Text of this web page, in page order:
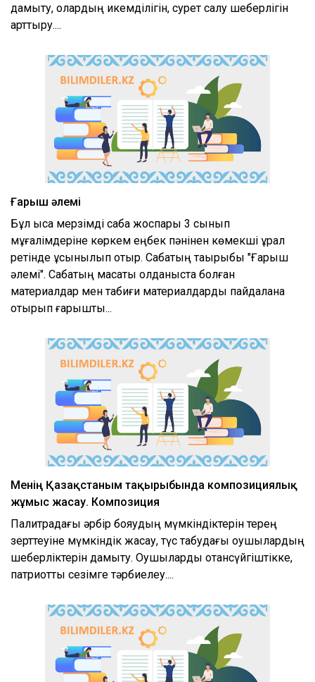
дамыту, олардың икемділігін, сурет салу шеберлігін
арттыру....
Ғарыш әлемі
Бұл қысқа мерзімді сабақ жоспары 3 сынып
мұғалімдеріне көркем еңбек пәнінен көмекші құрал
ретінде ұсынылып отыр. Сабақтың тақырыбы "Ғарыш
әлемі". Сабақтың мақсаты қолданыста болған
материалдар мен табиғи материалдарды пайдалана
отырып ғарыштық...
Менің Қазақстаным тақырыбында композициялық
жұмыс жасау. Композиция
Палитрадағы әрбір бояудың мүмкіндіктерін терең
зерттеуіне мүмкіндік жасау, түс табудағы оқушылардың
шеберліктерін дамыту. Оқушыларды отансүйгіштікке,
патриоттық сезімге тәрбиелеу....